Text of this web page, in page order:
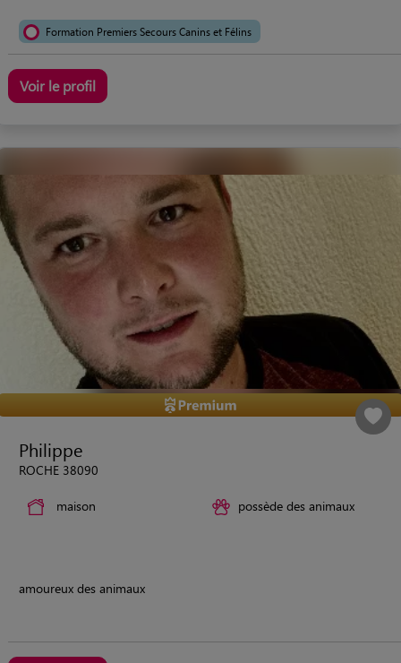
Formation Premiers Secours Canins et Félins
Voir le profil
Philippe
ROCHE 38090
maison possède des animaux
amoureux des animaux